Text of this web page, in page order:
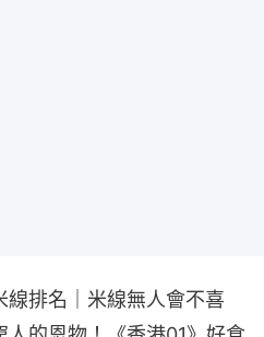
排名｜米線無人會不喜